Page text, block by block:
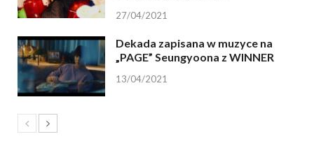
27/04/2021
Dekada zapisana w muzyce na
„PAGE” Seungyoona z WINNER
13/04/2021